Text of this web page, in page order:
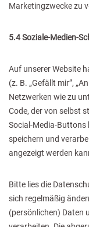
Marketingzwecke zu
5.4 Soziale-Medien-
Auf unserer Website
(z. B. „Gefällt mir”,
Netzwerken wie zu
Code, der von selbst
Social-Media-
speichern und
angezeigt werden
Bitte lies die
sich regelmäßig
(persönlichen) Daten